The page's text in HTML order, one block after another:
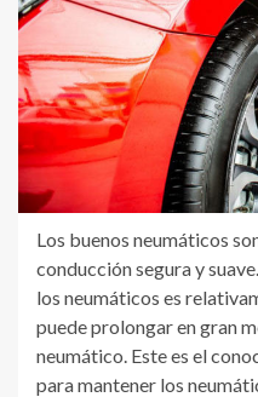
Los buenos neumáticos
conducción segura y
los neumáticos es
puede prolongar en gran
neumático. Este es el
para mantener los